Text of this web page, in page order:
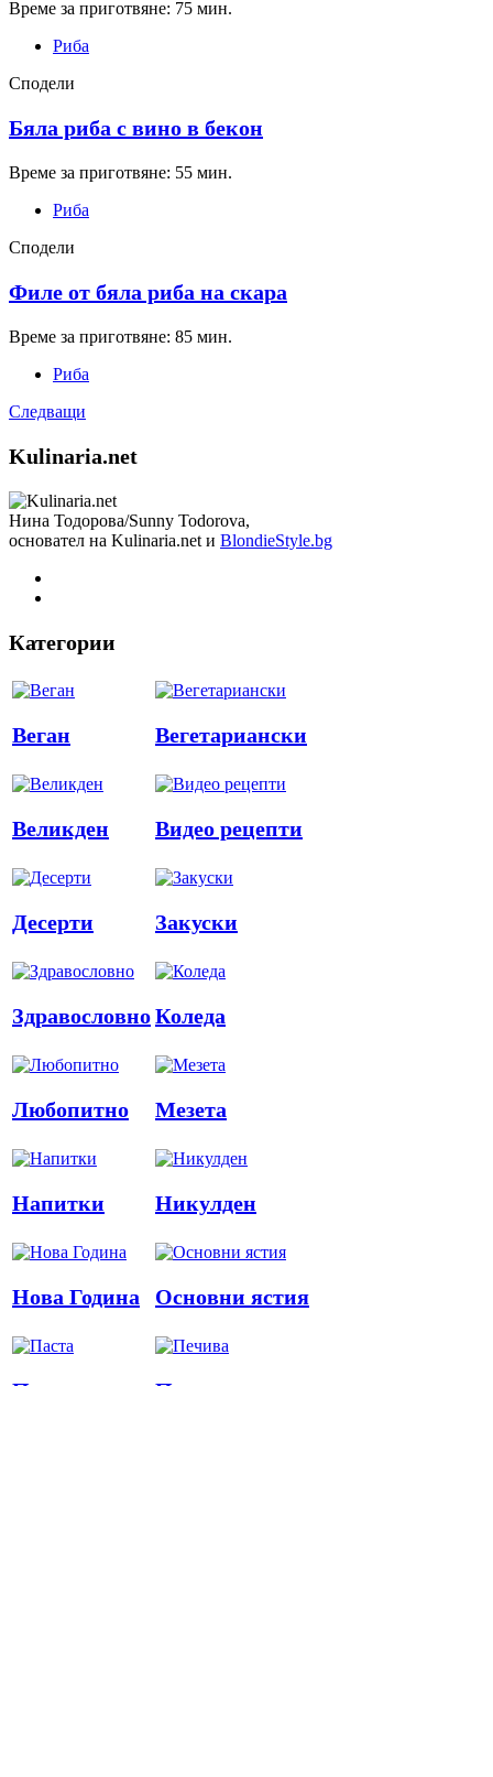
Време за приготвяне: 75 мин.
Риба
Сподели
Бяла риба с вино в бекон
Време за приготвяне: 55 мин.
Риба
Сподели
Филе от бяла риба на скара
Време за приготвяне: 85 мин.
Риба
Следващи
Kulinaria.net
Нина Тодорова/Sunny Todorova,
основател на Kulinaria.net и BlondieStyle.bg
Категории
Веган Вегетариански
Великден Видео рецепти
Десерти Закуски
ЗдравословноКоледа
Любопитно Мезета
Напитки Никулден
Нова Година Основни ястия
Паста Печива